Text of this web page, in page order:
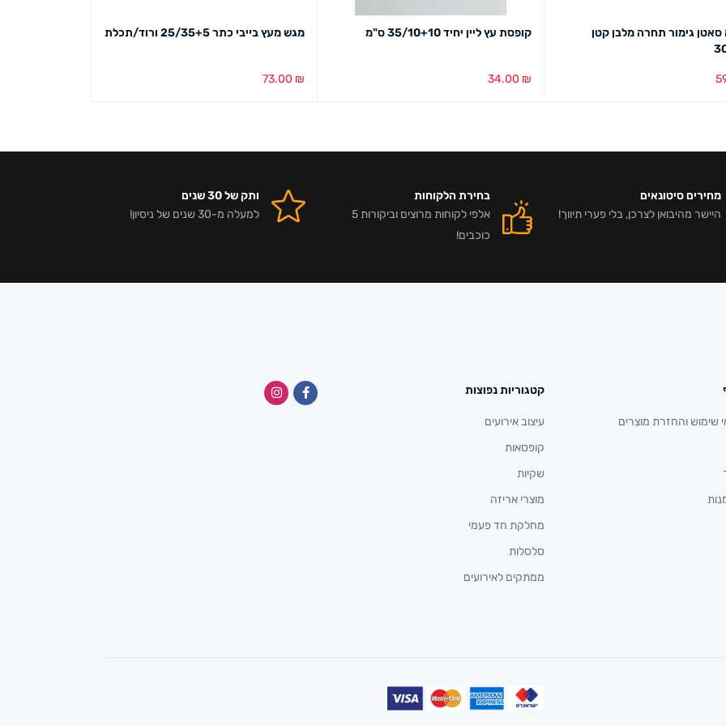
גימור תחרה מלבן קטן
קופסת עץ ליין יחיד 35/10+10 ס"מ
34.00 ₪
מגש מעץ בייבי כתר 25/35+5 ורוד/תכלת
73.00 ₪
מחירים סיטונאים
היישר מהיבואן לצרכן, בלי פערי תיווך!
בחירת הלקוחות
אלפי לקוחות מרוצים וביקורות 5
כוכבים!
ותק של 30 שנים
למעלה מ-30 שנים של ניסיון!
שימוש והחזרת מוצרים
קטגוריות נפוצות
עיצוב אירועים
קופסאות
שקיות
מוצרי אריזה
מחלקת חד פעמי
סלסלות
ממתקים לאירועים